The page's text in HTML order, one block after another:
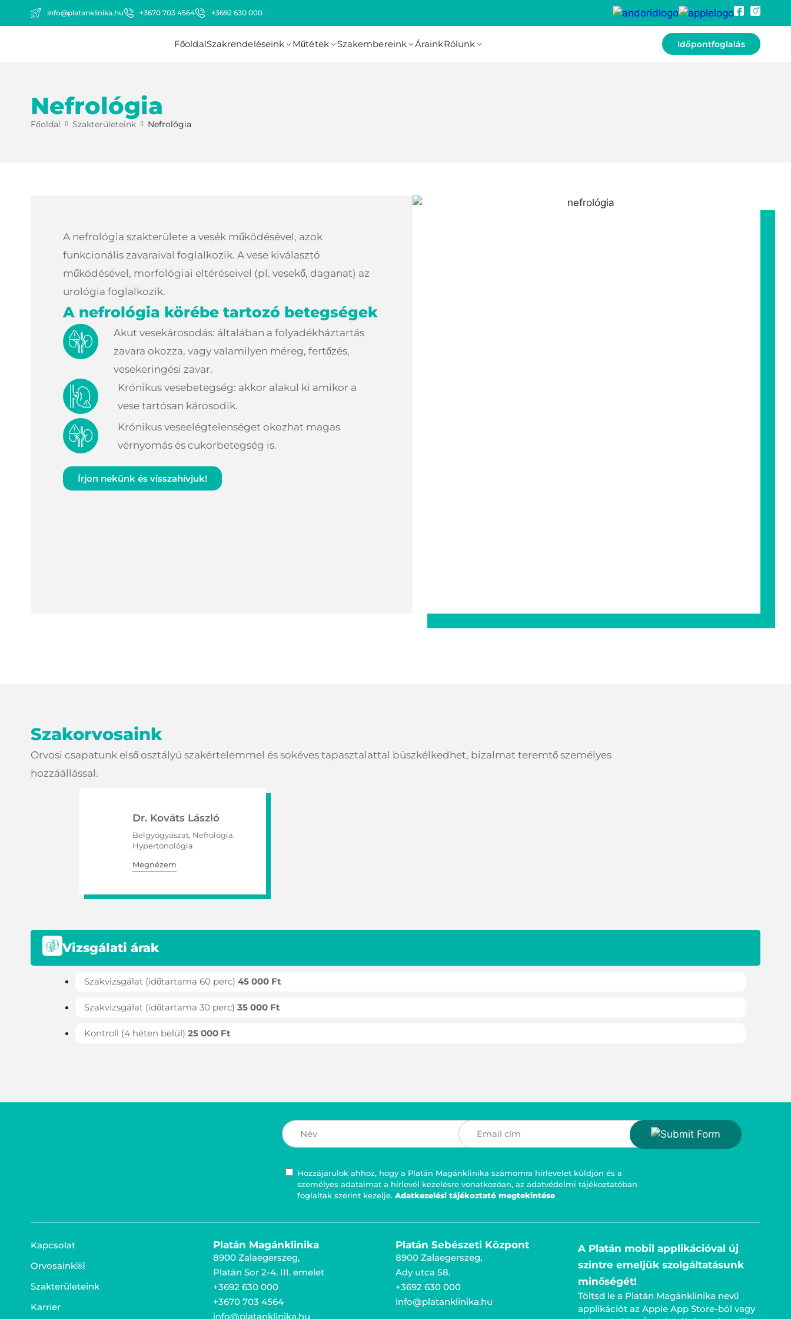
info@platanklinika.hu +3670 703 4564 +3692 630 000
FőoldalSzakrendeléseink Műtétek Szakembereink ÁrainkRólunk Időpontfoglalás
Nefrológia
Főoldal Szakterületeink Nefrológia
A nefrológia szakterülete a vesék működésével, azok
funkcionális zavaraival foglalkozik. A vese kiválasztó
működésével, morfológiai eltéréseivel (pl. vesekő, daganat) az
urológia foglalkozik.
A nefrológia körébe tartozó betegségek
Akut vesekárosodás: általában a folyadékháztartás
zavara okozza, vagy valamilyen méreg, fertőzés,
vesekeringési zavar.
Krónikus vesebetegség: akkor alakul ki amikor a
vese tartósan károsodik.
Krónikus veseelégtelenséget okozhat magas
vérnyomás és cukorbetegség is.
Írjon nekünk és visszahívjuk!
Szakorvosaink
Orvosi csapatunk első osztályú szakértelemmel és sokéves tapasztalattal büszkélkedhet, bizalmat teremtő személyes
hozzáállással.
Dr. Kováts László
Belgyógyászat, Nefrológia,
Hypertonológia
Megnézem
Vizsgálati árak
Szakvizsgálat (időtartama 60 perc) 45 000 Ft
Szakvizsgálat (időtartama 30 perc) 35 000 Ft
Kontroll (4 héten belül) 25 000 Ft
Hozzájárulok ahhoz, hogy a Platán Magánklinika számomra hírlevelet küldjön és a
személyes adataimat a hírlevél kezelésre vonatkozóan, az adatvédelmi tájékoztatóban
foglaltak szerint kezelje.Adatkezelési tájékoztató megtekintése
Kapcsolat
Orvosaink￼
Szakterületeink
Karrier
Platán Magánklinika
8900 Zalaegerszeg,
Platán Sor 2-4. III. emelet
+3692 630 000
+3670 703 4564
info@platanklinika.hu
Platán Sebészeti Központ
8900 Zalaegerszeg,
Ady utca 58.
+3692 630 000
info@platanklinika.hu
A Platán mobil applikációval új
szintre emeljük szolgáltatásunk
minőségét!
Töltsd le a Platán Magánklinika nevű
applikációt az Apple App Store-ból vagy